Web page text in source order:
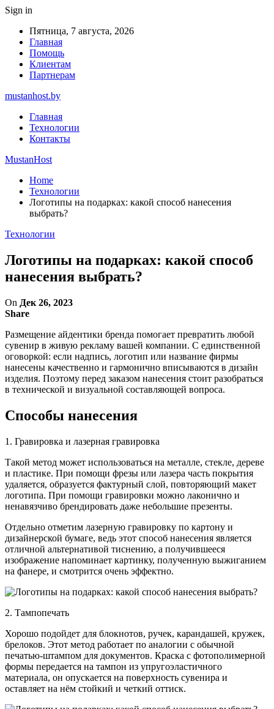
Sign in
Пятница, 7 августа, 2026
Главная
Помощь
Клиентам
Партнерам
mustanhost.by
Главная
Технологии
Контакты
MustanHost
Home
Технологии
Логотипы на подарках: какой способ нанесения
выбрать?
Технологии
Логотипы на подарках: какой способ
нанесения выбрать?
On Дек 26, 2023
Share
Размещение айдентики бренда помогает превратить любой
сувенир в живую рекламу вашей компании. С единственной
оговоркой: если надпись, логотип или название фирмы
нанесены качественно и гармонично вписываются в дизайн
изделия. Поэтому перед заказом нанесения стоит разобраться
в технической и визуальной составляющей вопроса.
Способы нанесения
1. Гравировка и лазерная гравировка
Такой метод может использоваться на металле, стекле, дереве
и пластике. При помощи фрезы или лазера часть покрытия
удаляется, образуется фактурный слой, повторяющий макет
логотипа. При помощи гравировки можно лаконично и
ненавязчиво брендировать даже небольшие презенты.
Отдельно отметим лазерную гравировку по картону и
дизайнерской бумаге, ведь этот способ нанесения является
отличной альтернативой тиснению, а получившееся
изображение напоминает картинку, полученную выжиганием
на фанере, и смотрится очень эффектно.
2. Тампопечать
Хорошо подойдет для блокнотов, ручек, карандашей, кружек,
брелоков. Этот метод работает по аналогии с обычной
печатью-штампом для документов. Краска с фотополимерной
формы передается на тампон из упругоэластичного
материала, он опускается на поверхность сувенира и
оставляет на нём стойкий и четкий оттиск.